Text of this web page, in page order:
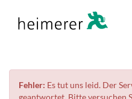
Fehler: Es tut uns leid. Der
geantwortet. Bitte versuchen